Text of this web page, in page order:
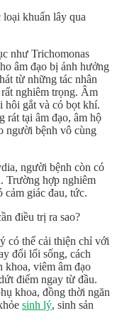
loại khuẩn lây qua
như Trichomonas
âm đạo bị ảnh hưởng
từ những tác nhân
nghiêm trọng. Âm
hôi gắt và có bọt khí.
rát tại âm đạo, âm hộ
người bệnh vô cùng
người bệnh còn có
Trường hợp nghiêm
cảm giác đau, tức.
điều trị ra sao?
có thể cải thiện chỉ với
đổi lối sống, cách
khoa, viêm âm đạo
điểm ngay từ đầu.
khoa, đồng thời ngăn
sinh lý, sinh sản